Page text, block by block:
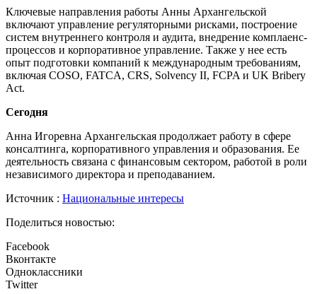
Ключевые направления работы Анны Архангельской
включают управление регуляторными рисками, построение
систем внутреннего контроля и аудита, внедрение комплаенс-
процессов и корпоративное управление. Также у нее есть
опыт подготовки компаний к международным требованиям,
включая COSO, FATCA, CRS, Solvency II, FCPA и UK Bribery
Act.
Сегодня
Анна Игоревна Архангельская продолжает работу в сфере
консалтинга, корпоративного управления и образования. Ее
деятельность связана с финансовым сектором, работой в роли
независимого директора и преподаванием.
Источник : Национальные интересы
Поделиться новостью:
Facebook
Вконтакте
Одноклассники
Twitter